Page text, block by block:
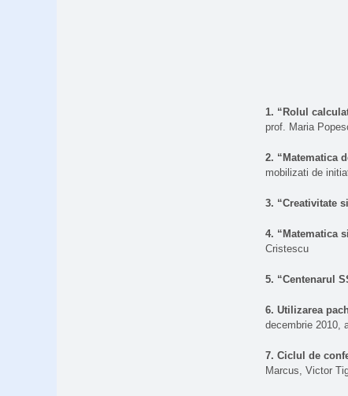
1. “Rolul
prof. Maria
2. “Matematica
mobilizati de
3. “Creativitate
4. “Matematica
Cristescu
5. “Centenarul
6. Utilizarea
decembrie 2010,
7. Ciclul de
Marcus, Victor